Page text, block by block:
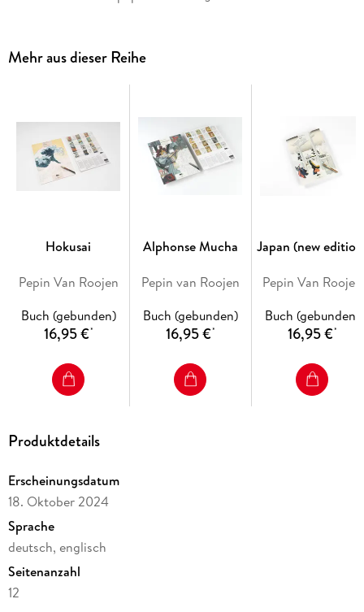
Mehr aus dieser Reihe
Hokusai
Pepin Van Roojen
Buch (gebunden)
16,95 €*
Alphonse Mucha
Pepin van Roojen
Buch (gebunden)
16,95 €*
Japan (new
Pepin Van Roojen
Buch (gebunden)
16,95 €*
Produktdetails
Erscheinungsdatum
18. Oktober 2024
Sprache
deutsch, englisch
Seitenanzahl
12